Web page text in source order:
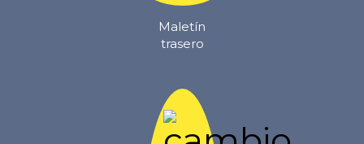
Maletín
trasero